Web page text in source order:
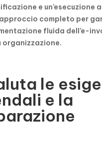
e un’esecuzione
approccio completo per
fluida dell’e-
organizzazione.
le
e la